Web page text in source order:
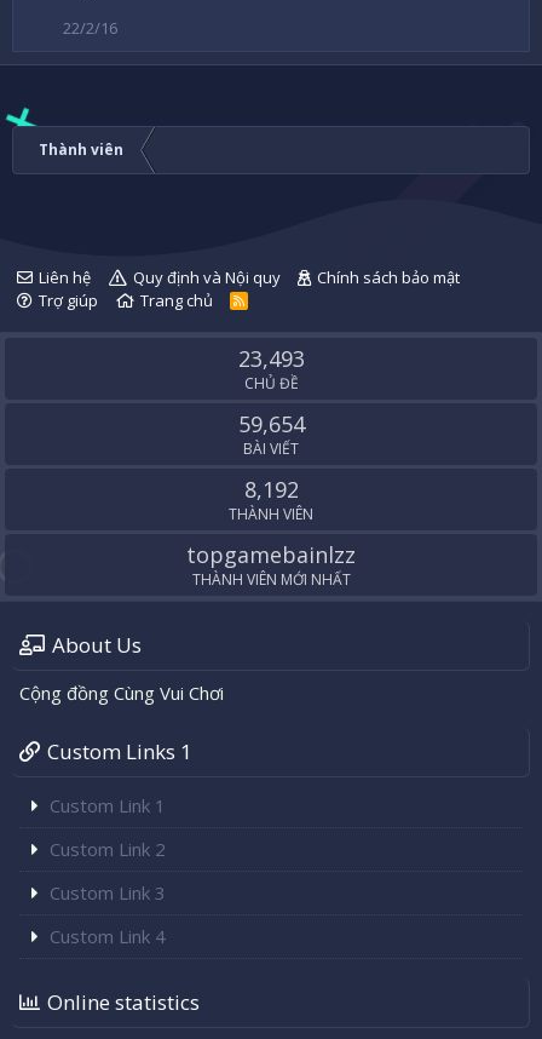
22/2/16
Thành viên
Liên hệ Quy định và Nội quy
Chính sách bảo mật
Trợ giúp
Trang chủ
R
S
23,493
CHỦ ĐỀ
59,654
BÀI VIẾT
8,192
THÀNH VIÊN
topgamebainlzz
THÀNH VIÊN MỚI NHẤT
About Us
Cộng đồng Cùng Vui Chơi
Custom Links 1
Custom Link 1
Custom Link 2
Custom Link 3
Custom Link 4
Online statistics